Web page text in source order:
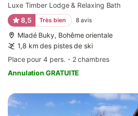
Luxe Timber Lodge & Relaxing Bath
8,5
Très bien 8 avis
Mladé Buky, Bohême orientale
1,8 km des pistes de ski
Place pour 4 pers.
2 chambres
Annulation GRATUITE